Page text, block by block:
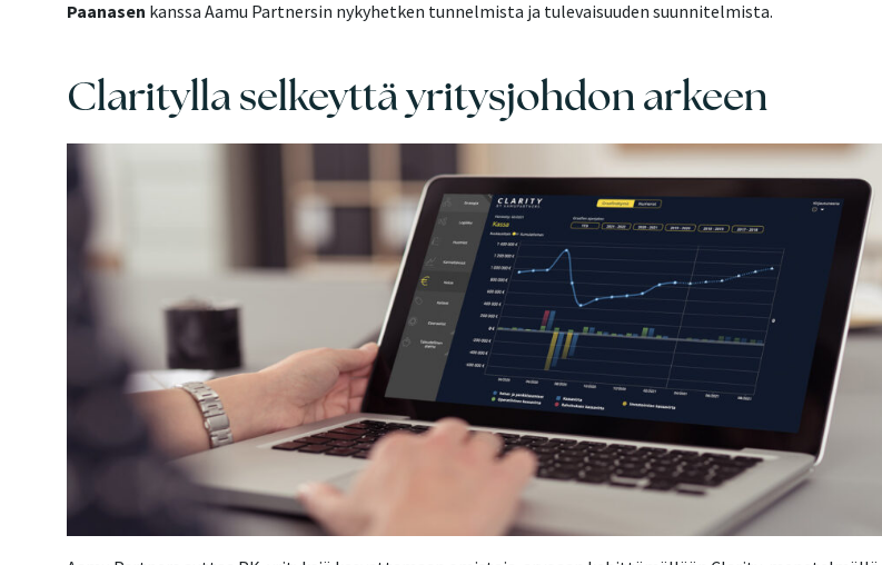
Paanasen kanssa Aamu Partnersin nykyhetken tunnelmista ja tulevaisuuden suunnitelmista.
Claritylla selkeyttä yritysjohdon arkeen